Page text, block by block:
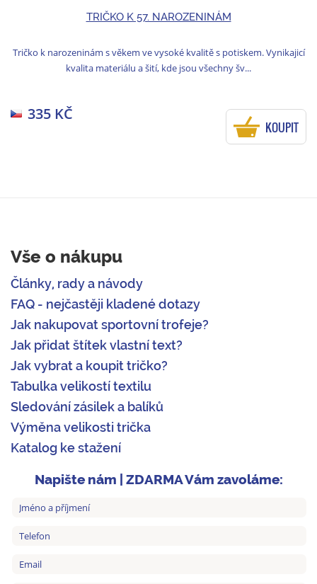
TRIČKO K 57. NAROZENINÁM
Tričko k narozeninám s věkem ve vysoké kvalitě s potiskem. Vynikajicí
kvalita materiálu a šití, kde jsou všechny šv...
335 KČ
KOUPIT
Vše o nákupu
Články, rady a návody
FAQ - nejčastěji kladené dotazy
Jak nakupovat sportovní trofeje?
Jak přidat štítek vlastní text?
Jak vybrat a koupit tričko?
Tabulka velikostí textilu
Sledování zásilek a balíků
Výměna velikosti trička
Katalog ke stažení
Napište nám | ZDARMA Vám zavoláme: